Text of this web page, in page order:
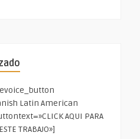
Latin American
AQUI PARA
TRABAJO»]